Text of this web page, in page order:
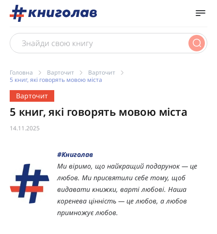
Головна Варточит
Варточит
5 книг, які говорять мовою міста
Варточит
5 книг, які говорять мовою міста
14.11.2025
#Книголав
Ми віримо, що найкращий подарунок — це
любов. Ми присвятили себе тому, щоб
видавати книжки, варті любові. Наша
коренева цінність — це любов, а любов
примножує любов.